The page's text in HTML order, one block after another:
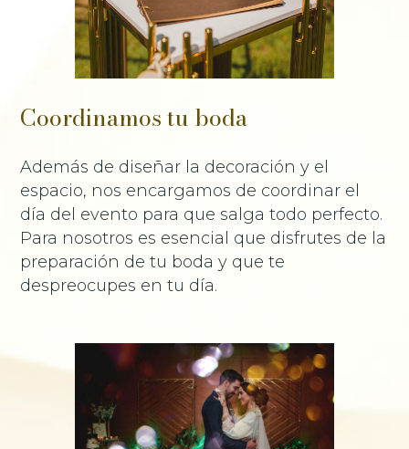
Coordinamos tu boda
Además de diseñar la decoración y el
espacio, nos encargamos de coordinar el
día del evento para que salga todo perfecto.
Para nosotros es esencial que disfrutes de la
preparación de tu boda y que te
despreocupes en tu día.